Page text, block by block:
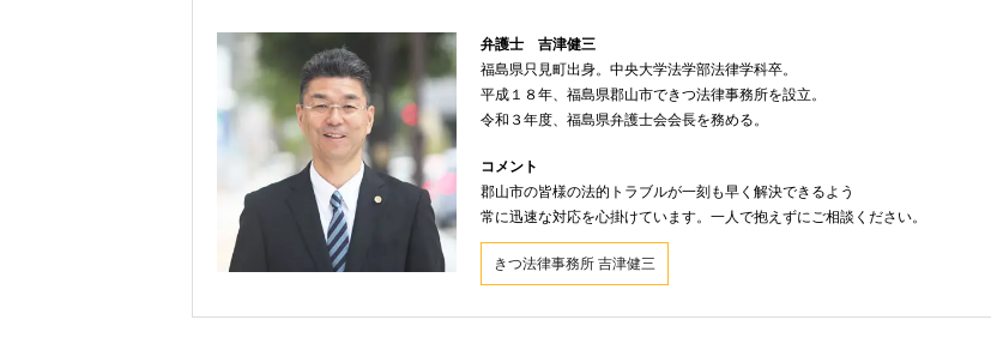
弁護士 吉津健三
福島県只見町出身。中央大学法学部法律学科卒。
平成１８年、福島県郡山市できつ法律事務所を設立。
令和３年度、福島県弁護士会会長を務める。
コメント
郡山市の皆様の法的トラブルが一刻も早く解決できるよう
常に迅速な対応を心掛けています。一人で抱えずにご相談ください。
きつ法律事務所 吉津健三